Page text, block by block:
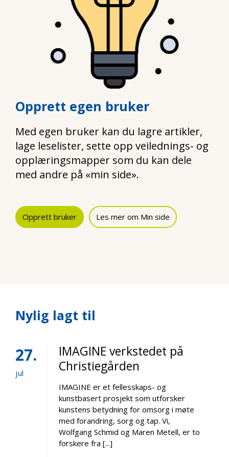
Opprett egen bruker
Med egen bruker kan du lagre artikler,
lage leselister, sette opp veilednings- og
opplæringsmapper som du kan dele
med andre på «min side».
Opprett bruker Les mer om Min side
Nylig lagt til
27
jul
IMAGINE verkstedet på
Christiegården
IMAGINE er et fellesskaps- og
kunstbasert prosjekt som utforsker
kunstens betydning for omsorg i møte
med forandring, sorg og tap. Vi,
Wolfgang Schmid og Maren Metell, er to
forskere fra [...]